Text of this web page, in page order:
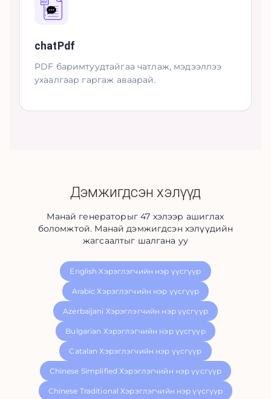
chatPdf
PDF баримтуудтайгаа чатлаж, мэдээллээ
ухаалгаар гаргаж аваарай.
Дэмжигдсэн хэлүүд
Манай генераторыг 47 хэлээр ашиглах
боломжтой. Манай дэмжигдсэн хэлүүдийн
жагсаалтыг шалгана уу
English Хэрэглэгчийн нэр үүсгүүр
Arabic Хэрэглэгчийн нэр үүсгүүр
Azerbaijani Хэрэглэгчийн нэр үүсгүүр
Bulgarian Хэрэглэгчийн нэр үүсгүүр
Catalan Хэрэглэгчийн нэр үүсгүүр
Chinese Simplified Хэрэглэгчийн нэр үүсгүүр
Chinese Traditional Хэрэглэгчийн нэр үүсгүүр